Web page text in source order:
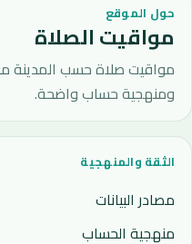
حول الموقع
مواقيت الصلاة
مواقيت صلاة حسب المدينة
ومنهجية حساب واضحة.
الثقة والمنهجية
مصادر البيانات
منهجية الحساب